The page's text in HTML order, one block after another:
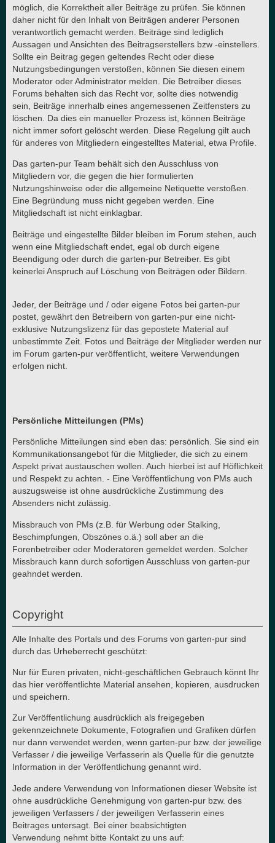
möglich, die Korrektheit aller Beiträge zu prüfen. Sie können
daher nicht für den Inhalt von Beiträgen anderer Personen
verantwortlich gemacht werden. Beiträge sind lediglich
Aussagen und Ansichten des Beitragserstellers bzw -einstellers.
Sollte ein Beitrag gegen geltendes Recht oder diese
Nutzungsbedingungen verstoßen, können Sie diesen einem
Moderator oder Administrator melden. Die Betreiber dieses
Forums behalten sich das Recht vor, sollte dies notwendig
sein, Beiträge innerhalb eines angemessenen Zeitfensters zu
löschen. Da dies ein manueller Prozess ist, können Beiträge
nicht immer sofort gelöscht werden. Diese Regelung gilt auch
für anderes von Mitgliedern eingestelltes Material, etwa Profile.
Das garten-pur Team behält sich den Ausschluss von
Mitgliedern vor, die gegen die hier formulierten
Nutzungshinweise oder die allgemeine Netiquette verstoßen.
Eine Begründung muss nicht gegeben werden. Eine
Mitgliedschaft ist nicht einklagbar.
Beiträge und eingestellte Bilder bleiben im Forum stehen, auch
wenn eine Mitgliedschaft endet, egal ob durch eigene
Beendigung oder durch die garten-pur Betreiber. Es gibt
keinerlei Anspruch auf Löschung von Beiträgen oder Bildern.
Jeder, der Beiträge und / oder eigene Fotos bei garten-pur
postet, gewährt den Betreibern von garten-pur eine nicht-
exklusive Nutzungslizenz für das gepostete Material auf
unbestimmte Zeit. Fotos und Beiträge der Mitglieder werden nur
im Forum garten-pur veröffentlicht, weitere Verwendungen
erfolgen nicht.
Persönliche Mitteilungen (PMs)
Persönliche Mitteilungen sind eben das: persönlich. Sie sind ein
Kommunikationsangebot für die Mitglieder, die sich zu einem
Aspekt privat austauschen wollen. Auch hierbei ist auf Höflichkeit
und Respekt zu achten. - Eine Veröffentlichung von PMs auch
auszugsweise ist ohne ausdrückliche Zustimmung des
Absenders nicht zulässig.
Missbrauch von PMs (z.B. für Werbung oder Stalking,
Beschimpfungen, Obszönes o.ä.) soll aber an die
Forenbetreiber oder Moderatoren gemeldet werden. Solcher
Missbrauch kann durch sofortigen Ausschluss von garten-pur
geahndet werden.
Copyright
Alle Inhalte des Portals und des Forums von garten-pur sind
durch das Urheberrecht geschützt:
Nur für Euren privaten, nicht-geschäftlichen Gebrauch könnt Ihr
das hier veröffentlichte Material ansehen, kopieren, ausdrucken
und speichern.
Zur Veröffentlichung ausdrücklich als freigegeben
gekennzeichnete Dokumente, Fotografien und Grafiken dürfen
nur dann verwendet werden, wenn garten-pur bzw. der jeweilige
Verfasser / die jeweilige Verfasserin als Quelle für die genutzte
Information in der Veröffentlichung genannt wird.
Jede andere Verwendung von Informationen dieser Website ist
ohne ausdrückliche Genehmigung von garten-pur bzw. des
jeweiligen Verfassers / der jeweiligen Verfasserin eines
Beitrages untersagt. Bei einer beabsichtigten
Verwendung nehmt bitte Kontakt zu uns auf: